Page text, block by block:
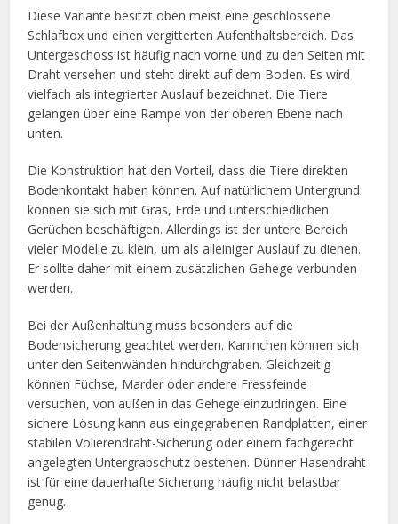
Diese Variante besitzt oben meist eine geschlossene
Schlafbox und einen vergitterten Aufenthaltsbereich. Das
Untergeschoss ist häufig nach vorne und zu den Seiten mit
Draht versehen und steht direkt auf dem Boden. Es wird
vielfach als integrierter Auslauf bezeichnet. Die Tiere
gelangen über eine Rampe von der oberen Ebene nach
unten.
Die Konstruktion hat den Vorteil, dass die Tiere direkten
Bodenkontakt haben können. Auf natürlichem Untergrund
können sie sich mit Gras, Erde und unterschiedlichen
Gerüchen beschäftigen. Allerdings ist der untere Bereich
vieler Modelle zu klein, um als alleiniger Auslauf zu dienen.
Er sollte daher mit einem zusätzlichen Gehege verbunden
werden.
Bei der Außenhaltung muss besonders auf die
Bodensicherung geachtet werden. Kaninchen können sich
unter den Seitenwänden hindurchgraben. Gleichzeitig
können Füchse, Marder oder andere Fressfeinde
versuchen, von außen in das Gehege einzudringen. Eine
sichere Lösung kann aus eingegrabenen Randplatten, einer
stabilen Volierendraht-Sicherung oder einem fachgerecht
angelegten Untergrabschutz bestehen. Dünner Hasendraht
ist für eine dauerhafte Sicherung häufig nicht belastbar
genug.